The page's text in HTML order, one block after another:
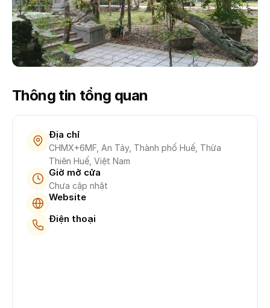
Thông tin tổng quan
Địa chỉ
CHMX+6MF, An Tây, Thành phố Huế, Thừa
Thiên Huế, Việt Nam
Giờ mở cửa
Chưa cập nhật
Website
Điện thoại